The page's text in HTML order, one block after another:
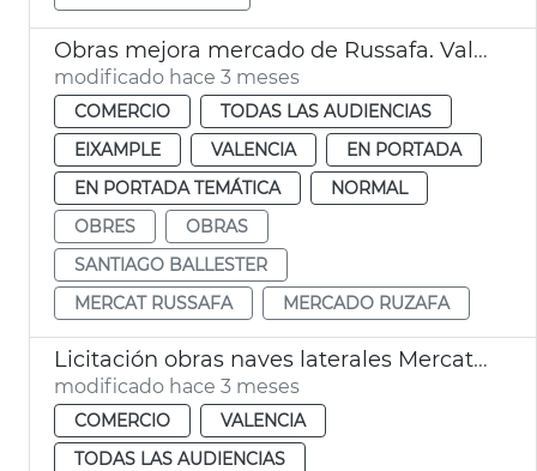
Obras mejora mercado de Russafa. València
modificado hace 3 meses
COMERCIO
TODAS LAS AUDIENCIAS
EIXAMPLE
VALENCIA
EN PORTADA
EN PORTADA TEMÁTICA
NORMAL
OBRES
OBRAS
SANTIAGO BALLESTER
MERCAT RUSSAFA
MERCADO RUZAFA
Licitación obras naves laterales Mercat Cabanyal
modificado hace 3 meses
COMERCIO
VALENCIA
TODAS LAS AUDIENCIAS